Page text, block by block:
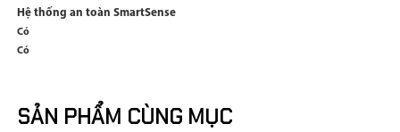
Hệ thống an toàn SmartSense
Có
Có
SẢN PHẨM CÙNG MỤC